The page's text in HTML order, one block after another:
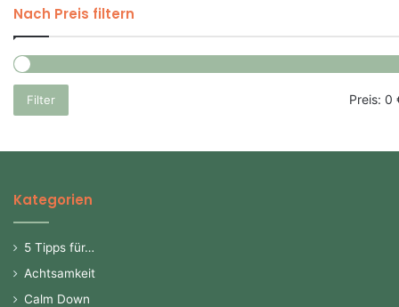
Nach Preis filtern
Filter Preis: 0
Kategorien
5 Tipps für…
Achtsamkeit
Calm Down